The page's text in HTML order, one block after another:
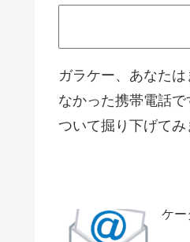
ガラケー、あなた
なかった携帯電話
ついて掘り下げてみ
ケー